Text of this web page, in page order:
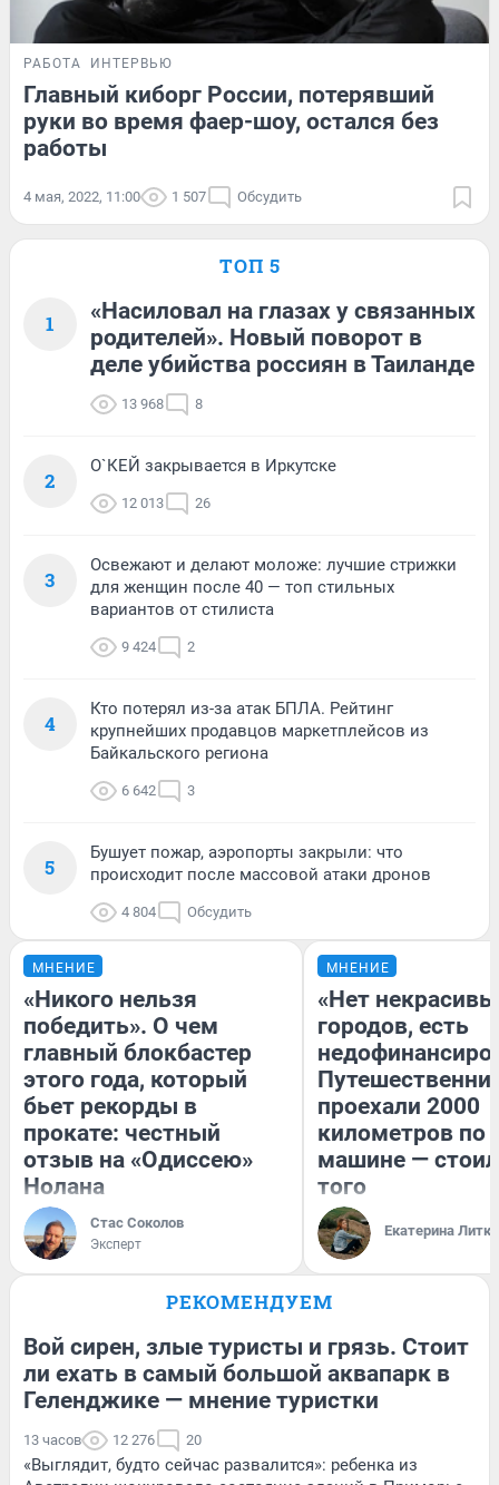
РАБОТА ИНТЕРВЬЮ
Главный киборг России, потерявший
руки во время фаер-шоу, остался без
работы
4 мая, 2022, 11:00 1 507 Обсудить
ТОП 5
1
«Насиловал на глазах у связанных
родителей». Новый поворот в
деле убийства россиян в Таиланде
13 968 8
2
О`КЕЙ закрывается в Иркутске
12 013 26
3
Освежают и делают моложе: лучшие стрижки
для женщин после 40 — топ стильных
вариантов от стилиста
9 424 2
4
Кто потерял из-за атак БПЛА. Рейтинг
крупнейших продавцов маркетплейсов из
Байкальского региона
6 642 3
5
Бушует пожар, аэропорты закрыли: что
происходит после массовой атаки дронов
4 804 Обсудить
МНЕНИЕ
«Никого нельзя
победить». О чем
главный блокбастер
этого года, который
бьет рекорды в
прокате: честный
отзыв на «Одиссею»
Нолана
Стас Соколов
Эксперт
МНЕНИЕ
«Нет
городов, есть
проехали 2000
километров по
машине —
того
Екатерина
РЕКОМЕНДУЕМ
Вой сирен, злые туристы и грязь. Стоит
ли ехать в самый большой аквапарк в
Геленджике — мнение туристки
13 часов 12 276 20
«Выглядит, будто сейчас развалится»: ребенка из